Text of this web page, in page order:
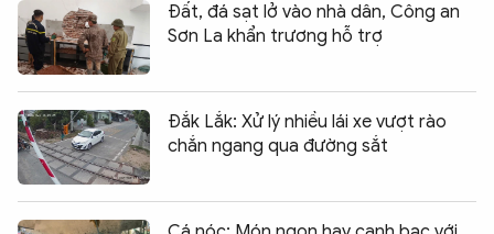
Đất, đá sạt lở vào nhà dân, Công an
Sơn La khẩn trương hỗ trợ
Đắk Lắk: Xử lý nhiều lái xe vượt rào
chắn ngang qua đường sắt